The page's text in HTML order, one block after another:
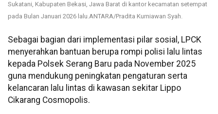
Sukatani, Kabupaten Bekasi, Jawa Barat di kantor kecamatan setempat
pada Bulan Januari 2026 lalu.ANTARA/Pradita Kurniawan Syah.
Sebagai bagian dari implementasi pilar sosial, LPCK
menyerahkan bantuan berupa rompi polisi lalu lintas
kepada Polsek Serang Baru pada November 2025
guna mendukung peningkatan pengaturan serta
kelancaran lalu lintas di kawasan sekitar Lippo
Cikarang Cosmopolis.